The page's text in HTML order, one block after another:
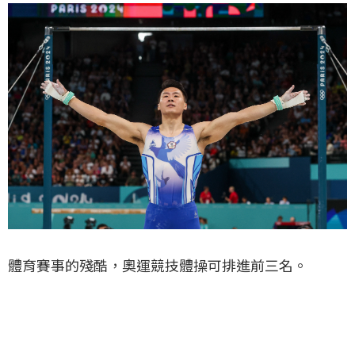
體育賽事的殘酷，奧運競技體操可排進前三名。